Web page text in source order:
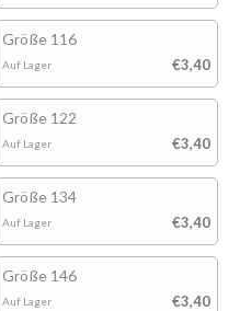
Größe 116
€3,40
Auf Lager
Größe 122
€3,40
Auf Lager
Größe 134
€3,40
Auf Lager
Größe 146
€3,40
Auf Lager